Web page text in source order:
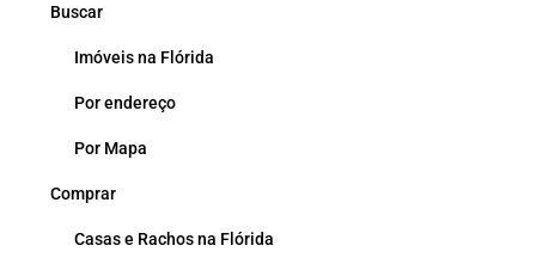
Buscar
Imóveis na Flórida
Por endereço
Por Mapa
Comprar
Casas e Rachos na Flórida